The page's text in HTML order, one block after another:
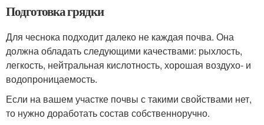
Подготовка грядки
Для чеснока подходит далеко не каждая почва. Она
должна обладать следующими качествами: рыхлость,
легкость, нейтральная кислотность, хорошая воздухо- и
водопроницаемость.
Если на вашем участке почвы с такими свойствами нет,
то нужно доработать состав собственноручно.